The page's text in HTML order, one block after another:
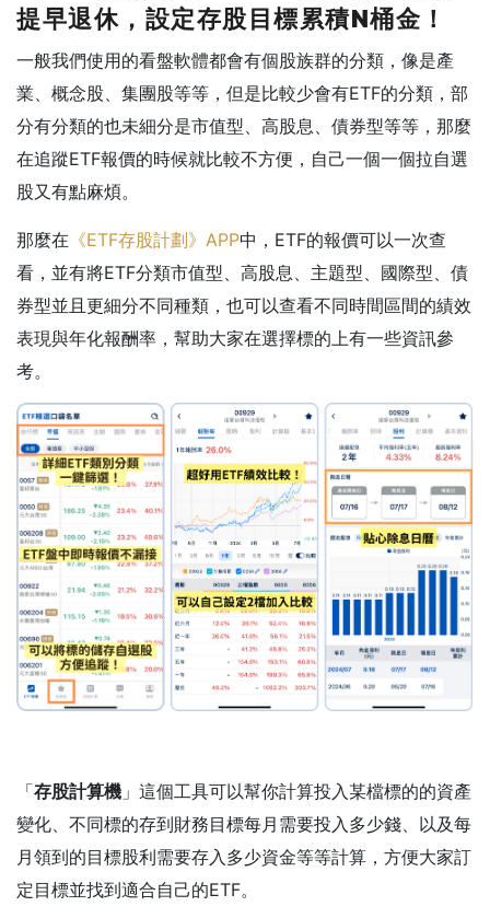
提早退休，設定存股目標累積N桶金！
一般我們使用的看盤軟體都會有個股族群的分類，像是產
業、概念股、集團股等等，但是比較少會有ETF的分類，部
分有分類的也未細分是市值型、高股息、債券型等等，那麼
在追蹤ETF報價的時候就比較不方便，自己一個一個拉自選
股又有點麻煩。
那麼在 《ETF存股計劃》APP中，ETF的報價可以一次查
看，並有將ETF分類市值型、高股息、主題型、國際型、債
券型並且更細分不同種類，也可以查看不同時間區間的績效
表現與年化報酬率，幫助大家在選擇標的上有一些資訊參
考。
「存股計算機 」這個工具可以幫你計算投入某檔標的的資產
變化、不同標的存到財務目標每月需要投入多少錢、以及每
月領到的目標股利需要存入多少資金等等計算，方便大家訂
定目標並找到適合自己的ETF。